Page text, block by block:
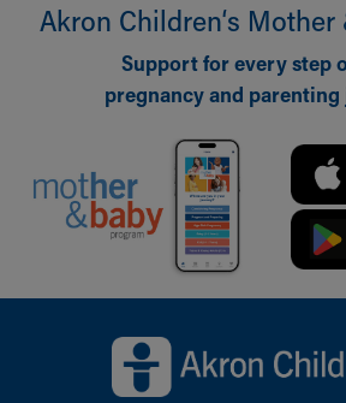
Akron Children‘s Mother
Support for every step
pregnancy and parenting